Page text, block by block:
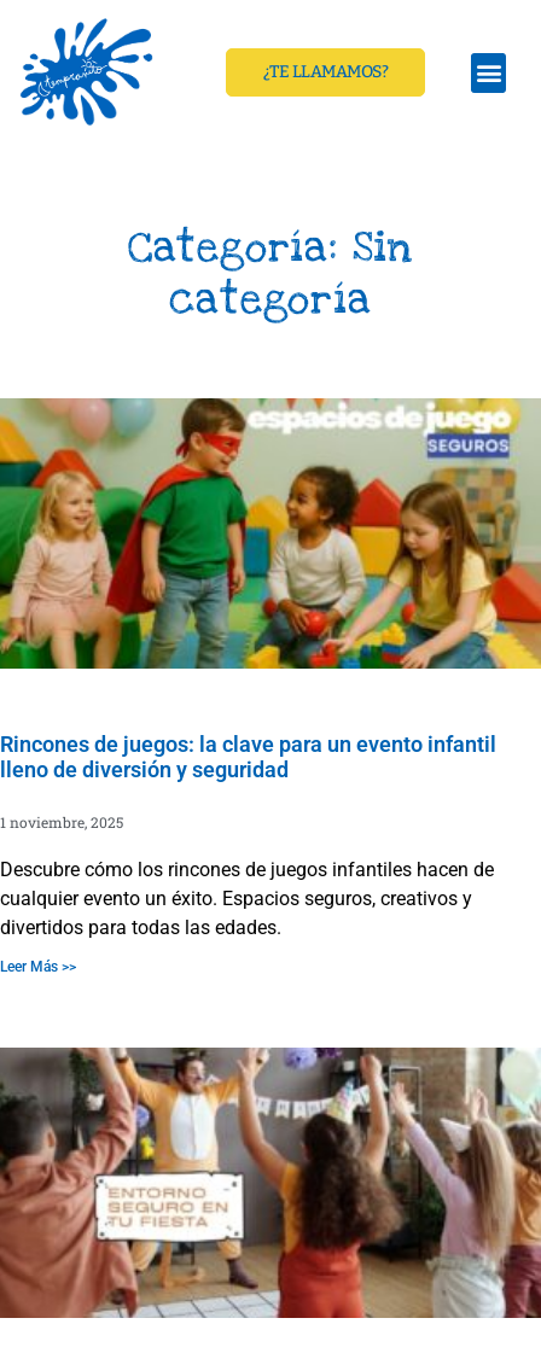
¿TE LLAMAMOS?
Categoría: Sin
categoría
Rincones de juegos: la clave para un evento infantil
lleno de diversión y seguridad
1 noviembre, 2025
Descubre cómo los rincones de juegos infantiles hacen de
cualquier evento un éxito. Espacios seguros, creativos y
divertidos para todas las edades.
Leer Más >>